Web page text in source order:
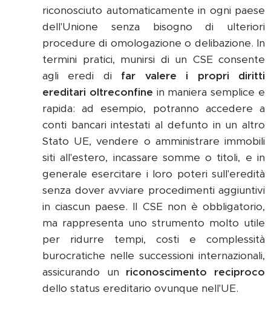
riconosciuto automaticamente in ogni paese
dell'Unione senza bisogno di ulteriori
procedure di omologazione o delibazione. In
termini pratici, munirsi di un CSE consente
agli eredi di far valere i propri diritti
ereditari oltreconfine in maniera semplice e
rapida: ad esempio, potranno accedere a
conti bancari intestati al defunto in un altro
Stato UE, vendere o amministrare immobili
siti all'estero, incassare somme o titoli, e in
generale esercitare i loro poteri sull'eredità
senza dover avviare procedimenti aggiuntivi
in ciascun paese. Il CSE non è obbligatorio,
ma rappresenta uno strumento molto utile
per ridurre tempi, costi e complessità
burocratiche nelle successioni internazionali,
assicurando un riconoscimento reciproco
dello status ereditario ovunque nell'UE.